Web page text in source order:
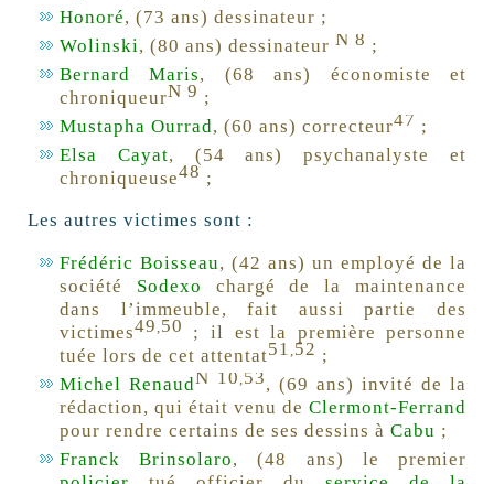
Honoré, (73 ans) dessinateur ;
Wolinski, (80 ans) dessinateur N 8 ;
Bernard Maris, (68 ans) économiste et
chroniqueurN 9 ;
Mustapha Ourrad, (60 ans) correcteur47 ;
Elsa Cayat, (54 ans) psychanalyste et
chroniqueuse48 ;
Les autres victimes sont :
Frédéric Boisseau, (42 ans) un employé de la
société Sodexo chargé de la maintenance
dans l’immeuble, fait aussi partie des
victimes49,50 ; il est la première personne
tuée lors de cet attentat51,52 ;
Michel RenaudN 10,53, (69 ans) invité de la
rédaction, qui était venu deClermont-Ferrand
pour rendre certains de ses dessins à Cabu ;
Franck Brinsolaro, (48 ans) le premier